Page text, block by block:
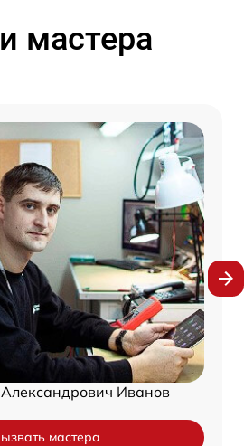
мастера
Иванов
мастера